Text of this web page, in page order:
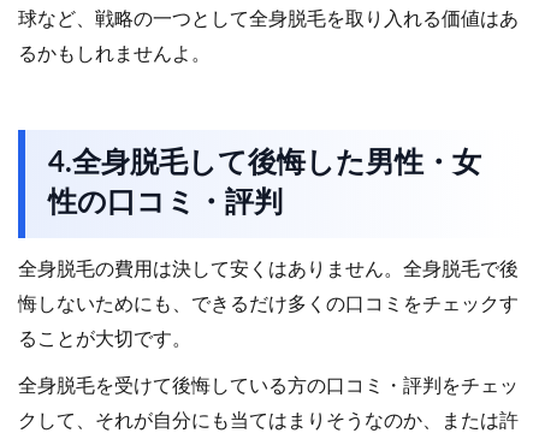
球など、戦略の一つとして全身脱毛を取り入れる価値はあ
るかもしれませんよ。
4.全身脱毛して後悔した男性・女
性の口コミ・評判
全身脱毛の費用は決して安くはありません。全身脱毛で後
悔しないためにも、できるだけ多くの口コミをチェックす
ることが大切です。
全身脱毛を受けて後悔している方の口コミ・評判をチェッ
クして、それが自分にも当てはまりそうなのか、または許